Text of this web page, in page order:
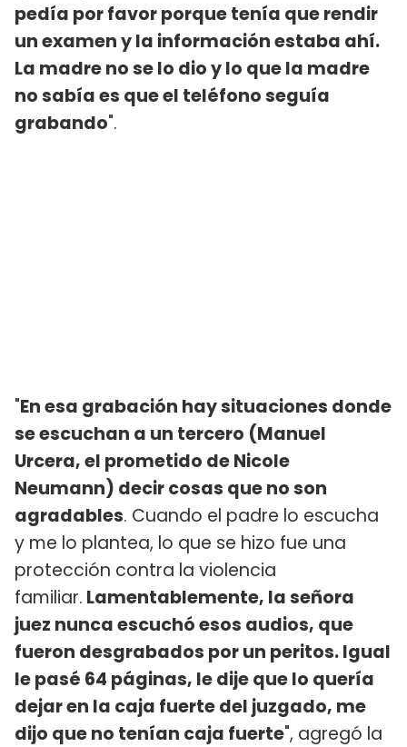
pedía por favor porque tenía que rendir
un examen y la información estaba ahí.
La madre no se lo dio y lo que la madre
no sabía es que el teléfono seguía
grabando".
"En esa grabación hay situaciones donde
se escuchan a un tercero (Manuel
Urcera, el prometido de Nicole
Neumann) decir cosas que no son
agradables. Cuando el padre lo escucha
y me lo plantea, lo que se hizo fue una
protección contra la violencia
familiar. Lamentablemente, la señora
juez nunca escuchó esos audios, que
fueron desgrabados por un peritos. Igual
le pasé 64 páginas, le dije que lo quería
dejar en la caja fuerte del juzgado, me
dijo que no tenían caja fuerte", agregó la